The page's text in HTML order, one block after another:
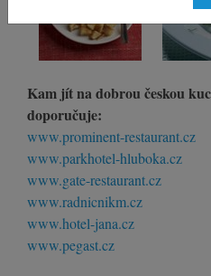
Kam jít na dobrou českou
doporučuje:
www.prominent-restaurant.cz
www.parkhotel-hluboka.cz
www.gate-restaurant.cz
www.radnicnikm.cz
www.hotel-jana.cz
www.pegast.cz